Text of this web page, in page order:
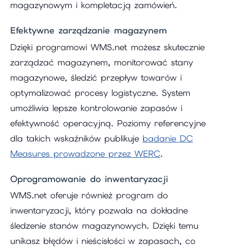
magazynowym i kompletacją zamówień.
Efektywne zarządzanie magazynem
Dzięki programowi WMS.net możesz skutecznie
zarządzać magazynem, monitorować stany
magazynowe, śledzić przepływ towarów i
optymalizować procesy logistyczne. System
umożliwia lepsze kontrolowanie zapasów i
efektywność operacyjną. Poziomy referencyjne
dla takich wskaźników publikuje badanie DC
Measures prowadzone przez WERC.
Oprogramowanie do inwentaryzacji
WMS.net oferuje również program do
inwentaryzacji, który pozwala na dokładne
śledzenie stanów magazynowych. Dzięki temu
unikasz błędów i nieścisłości w zapasach, co